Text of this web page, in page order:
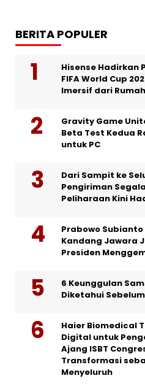
BERITA POPULER
Hisense Hadirkan
FIFA World Cup
Imersif dari Rumah
Gravity Game
Beta Test Kedua
untuk PC
Dari Sampit ke
Pengiriman
Peliharaan Kini
Prabowo
Kandang Jawara
Presiden
6 Keunggulan
Diketahui
Haier Biomedical
Digital untuk
Ajang ISBT
Transformasi
Menyeluruh